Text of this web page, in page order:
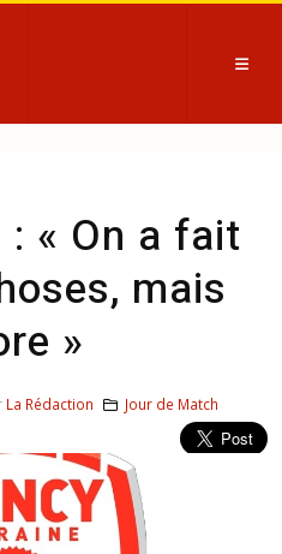
« On a fait
mais
»
La Rédaction Jour de Match